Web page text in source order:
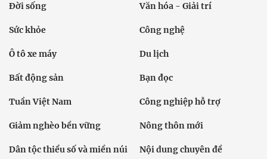
Đời sống Văn hóa - Giải trí
Sức khỏe Công nghệ
Ô tô xe máy Du lịch
Bất động sản Bạn đọc
Tuần Việt Nam Công nghiệp hỗ trợ
Giảm nghèo bền vững Nông thôn mới
Dân tộc thiểu số và miền núi Nội dung chuyên đề